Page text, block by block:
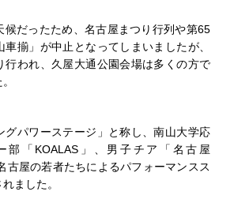
候だったため、名古屋まつり行列や第65
揃」が中止となってしまいましたが、
行われ、久屋大通公園会場は多くの方で
グパワーステージ」と称し、南山大学応
部「KOALAS」、男子チア「名古屋
古屋の若者たちによるパフォーマンスス
ました。